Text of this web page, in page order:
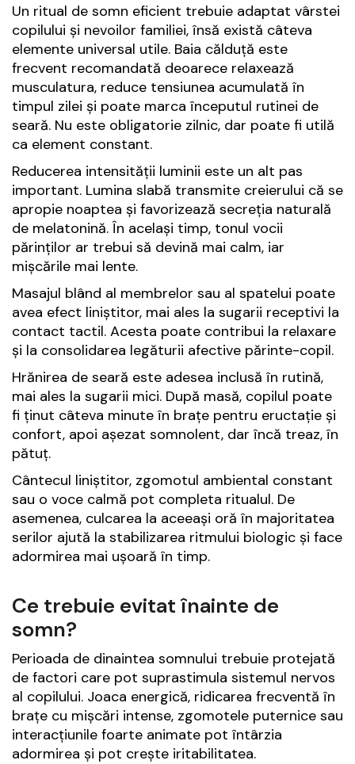
Un ritual de somn eficient trebuie adaptat vârstei
copilului și nevoilor familiei, însă există câteva
elemente universal utile. Baia călduță este
frecvent recomandată deoarece relaxează
musculatura, reduce tensiunea acumulată în
timpul zilei și poate marca începutul rutinei de
seară. Nu este obligatorie zilnic, dar poate fi utilă
ca element constant.
Reducerea intensității luminii este un alt pas
important. Lumina slabă transmite creierului că se
apropie noaptea și favorizează secreția naturală
de melatonină. În același timp, tonul vocii
părinților ar trebui să devină mai calm, iar
mișcările mai lente.
Masajul blând al membrelor sau al spatelui poate
avea efect liniștitor, mai ales la sugarii receptivi la
contact tactil. Acesta poate contribui la relaxare
și la consolidarea legăturii afective părinte-copil.
Hrănirea de seară este adesea inclusă în rutină,
mai ales la sugarii mici. După masă, copilul poate
fi ținut câteva minute în brațe pentru eructație și
confort, apoi așezat somnolent, dar încă treaz, în
pătuț.
Cântecul liniștitor, zgomotul ambiental constant
sau o voce calmă pot completa ritualul. De
asemenea, culcarea la aceeași oră în majoritatea
serilor ajută la stabilizarea ritmului biologic și face
adormirea mai ușoară în timp.
Ce trebuie evitat înainte de
somn?
Perioada de dinaintea somnului trebuie protejată
de factori care pot suprastimula sistemul nervos
al copilului. Joaca energică, ridicarea frecventă în
brațe cu mișcări intense, zgomotele puternice sau
interacțiunile foarte animate pot întârzia
adormirea și pot crește iritabilitatea.